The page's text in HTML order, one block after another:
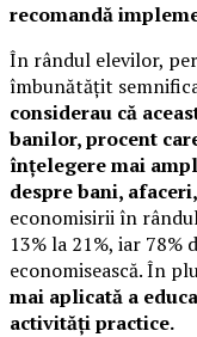
recomandă
În rândul elevilor,
îmbunătățit
considerau că
banilor, procent
înțelegere mai
despre bani,
economisirii în
13% la 21%, iar 78%
economisească. În
mai aplicată a
activități practice.